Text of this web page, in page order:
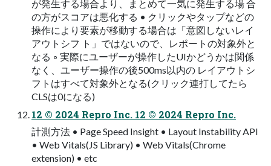
が発⽣する場合より、まとめて⼀気に発⽣する場 合
の⽅がスコアは悪化する • クリックやタップなどの
操作により要素が移動する場合は「意図しないレイ
アウトシフ ト」ではないので、レポートの対象外と
なる ◦ 実際にユーザーが操作したUIかどうかは関係
なく、ユーザー操作の後500ms以内の レイアウトシ
フトはすべて対象外となる(クリック連打してたら
CLSは0になる)
12 © 2024 Repro Inc. 12 © 2024 Repro Inc.
計測⽅法 • Page Speed Insight • Layout Instability API
• Web Vitals(JS Library) • Web Vitals(Chrome
extension) • etc